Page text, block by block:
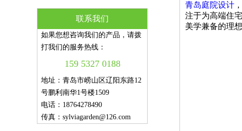
联系我们
如果您想咨询我们的产品，请拨
打我们的服务热线：
159 5327 0188
地址：青岛市崂山区辽阳东路12
号鹏利南华1号楼1509
电话：18764278490
传真：sylviagarden@126.com
青岛庭院设计
注于为高端住
美学兼备的理